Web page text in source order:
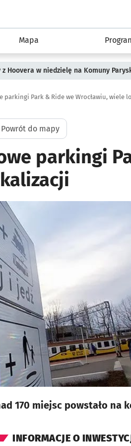
Mapa
Hoovera w niedzielę na Komuny
parkingi Park & Ride we Wrocławiu, wiele
Powrót do mapy
parkingi
170 miejsc powstało na
INFORMACJE O